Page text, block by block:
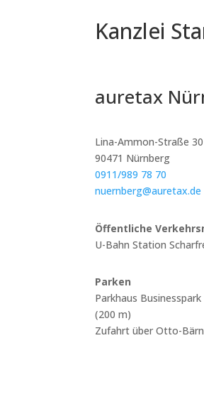
Kanzlei
auretax
Lina-Ammon-Straße 30
90471 Nürnberg
0911/989 78 70
nuernberg@auretax.de
Öffentliche
U-Bahn Station
Parken
Parkhaus
(200 m)
Zufahrt über Otto-